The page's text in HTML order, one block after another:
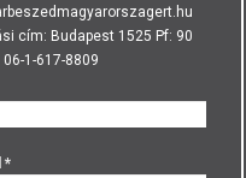
cím: Budapest 1525 Pf: 90
1-617-8809
*